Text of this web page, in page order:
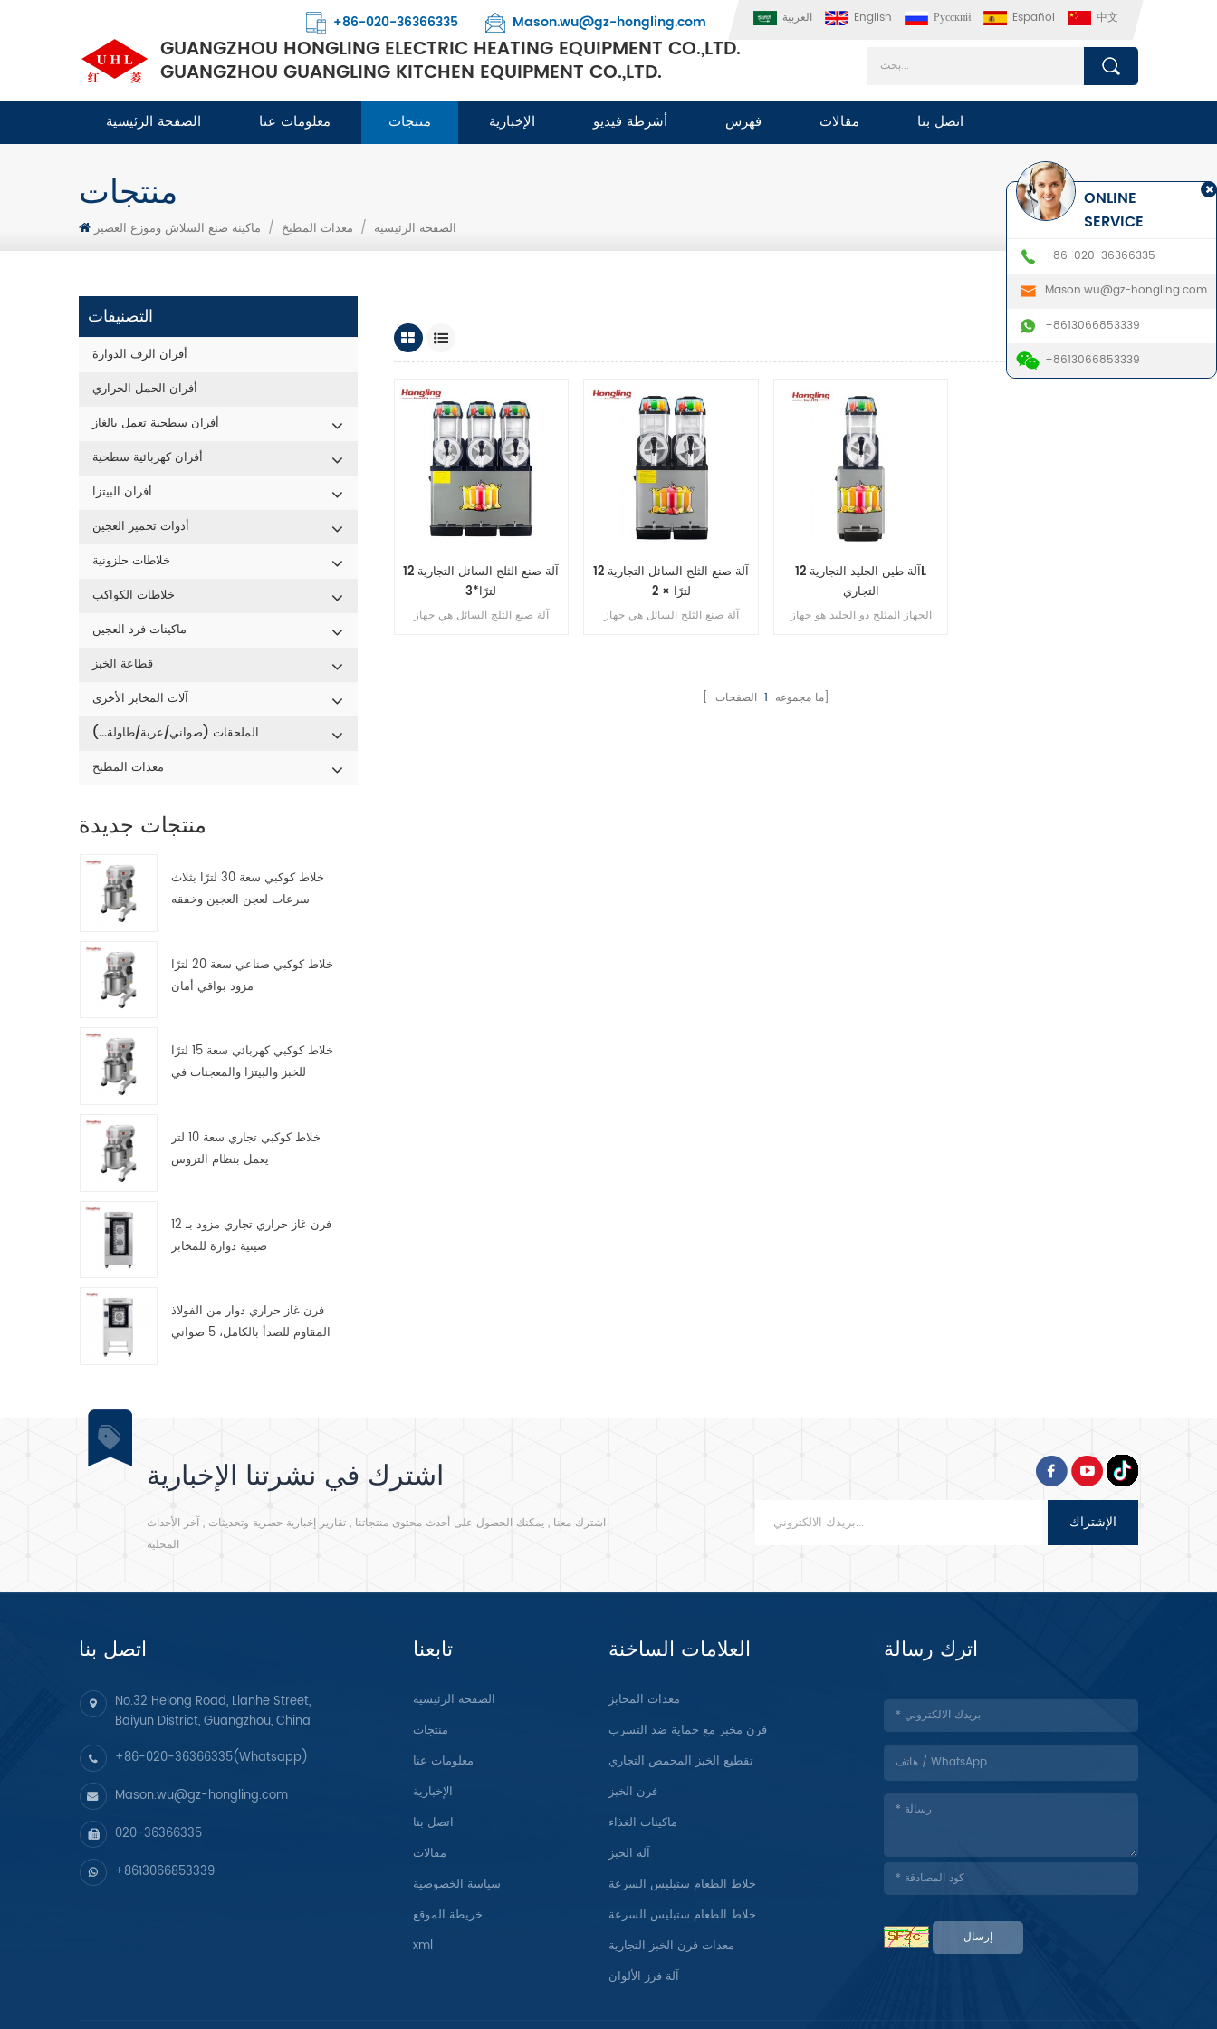
العربية English Русский Español 中文
+86-020-36366335 Mason.wu@gz-hongling.com
GUANGZHOU HONGLING ELECTRIC HEATING EQUIPMENT CO.,LTD.
GUANGZHOU GUANGLING KITCHEN EQUIPMENT CO.,LTD.
الصفحة الرئيسية معلومات عنا منتجات الإخبارية أشرطة فيديو فهرس مقالات اتصل بنا
منتجات
الصفحة الرئيسية / معدات المطبخ / ماكينة صنع السلاش وموزع العصير
التصنيفات
أفران الرف الدوارة
أفران الحمل الحراري
أفران سطحية تعمل بالغاز
أفران كهربائية سطحية
أفران البيتزا
أدوات تخمير العجين
خلاطات حلزونية
خلاطات الكواكب
ماكينات فرد العجين
قطاعة الخبز
آلات المخابز الأخرى
الملحقات (صواني/عربة/طاولة...)
معدات المطبخ
منتجات جديدة
خلاط كوكبي سعة 30 لترًا بثلاث
سرعات لعجن العجين وخفقه
خلاط كوكبي صناعي سعة 20 لترًا
مزود بواقي أمان
خلاط كوكبي كهربائي سعة 15 لترًا
للخبز والبيتزا والمعجنات في
خلاط كوكبي تجاري سعة 10 لتر
يعمل بنظام التروس
فرن غاز حراري تجاري مزود بـ 12
صينية دوارة للمخابز
فرن غاز حراري دوار من الفولاذ
المقاوم للصدأ بالكامل، 5 صواني
آلة صنع الثلج السائل التجارية 12
لترًا*3
آلة صنع الثلج السائل هي جهاز
آلة صنع الثلج السائل التجارية 12
لترًا × 2
آلة صنع الثلج السائل هي جهاز
مع العصير أو السوائل الأخرى، مما
يخلق ملمسًا ناعمًا ورطبًا.
آلة طين الجليد التجارية 12L
التجاري
الجهاز المثلج ذو الجليد هو جهاز
الجليد مع العصير أو غيرها من
[ ما مجموعه 1 الصفحات]
اشترك في نشرتنا الإخبارية
اشترك معنا , يمكنك الحصول على أحدث محتوى منتجاتنا , تقارير إخبارية حصرية وتحديثات , آخر الأحداث
المحلية
الإشتراك
اتصل بنا
No.32 Helong Road, Lianhe Street,
Baiyun District, Guangzhou, China
+86-020-36366335(Whatsapp)
Mason.wu@gz-hongling.com
020-36366335
+8613066853339
تابعنا
الصفحة الرئيسية
منتجات
معلومات عنا
الإخبارية
اتصل بنا
مقالات
سياسة الخصوصية
خريطة الموقع
xml
العلامات الساخنة
معدات المخابز
فرن مخبز مع حماية ضد التسرب
تقطيع الخبز المحمص التجاري
فرن الخبز
ماكينات الغذاء
آلة الخبز
خلاط الطعام ستبليس السرعة
خلاط الطعام ستبليس السرعة
معدات فرن الخبز التجارية
آلة فرز الألوان
اترك رسالة
إرسال
ONLINE
SERVICE
+86-020-36366335
Mason.wu@gz-hongling.com
+8613066853339
+8613066853339